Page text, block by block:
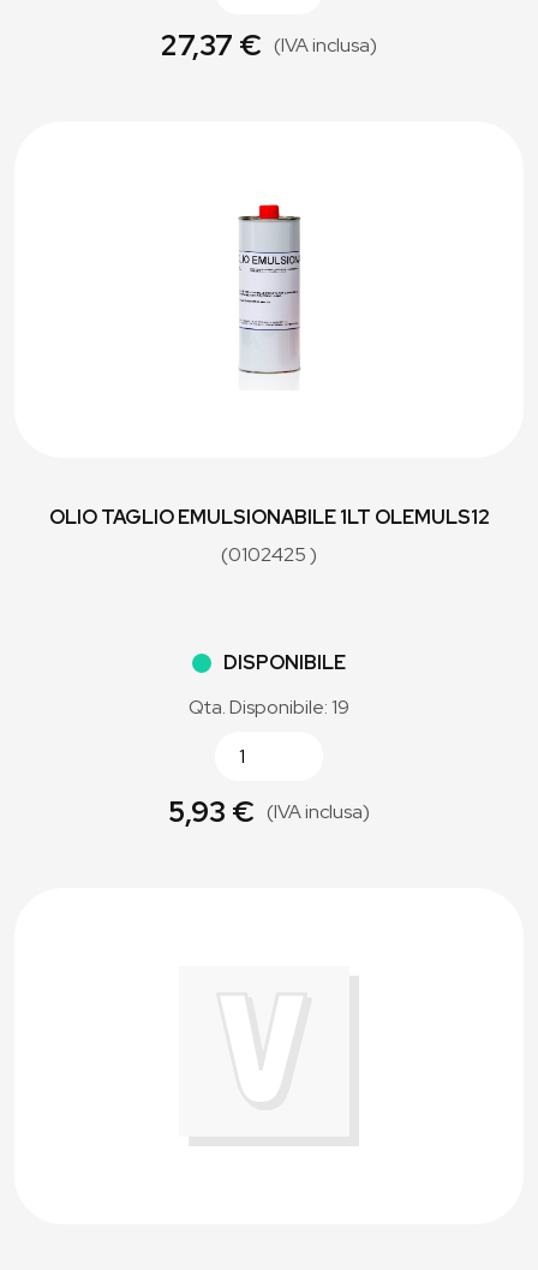
27,37 € (IVA inclusa)
OLIO TAGLIO EMULSIONABILE 1LT OLEMULS12
(0102425 )
DISPONIBILE
Qta. Disponibile: 19
5,93 € (IVA inclusa)